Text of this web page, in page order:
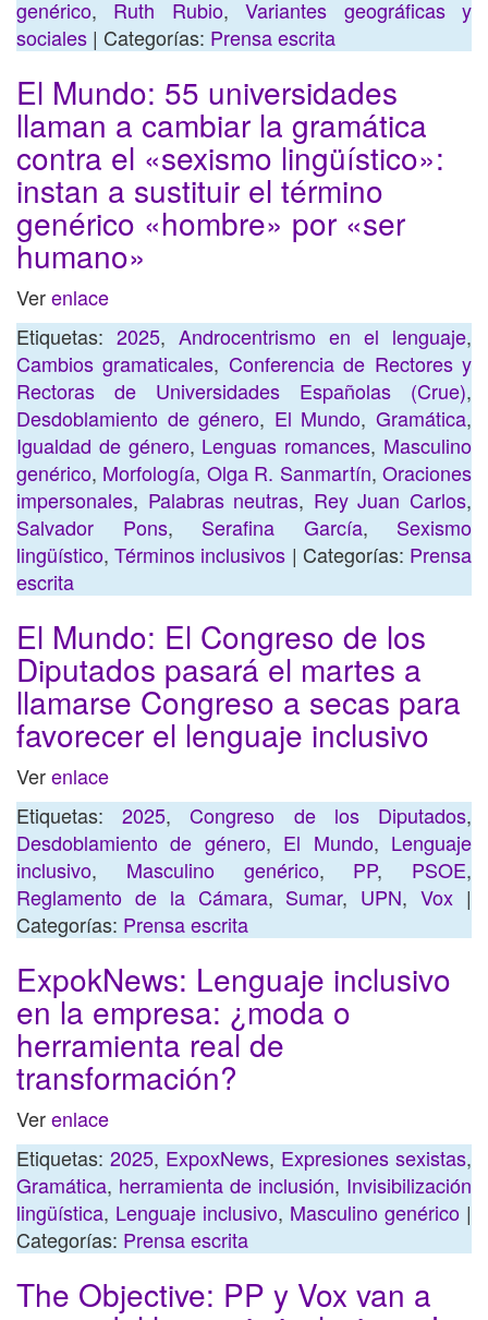
genérico, Ruth Rubio,Variantes geográficas y
sociales | Categorías: Prensa escrita
El Mundo: 55 universidades
llaman a cambiar la gramática
contra el «sexismo lingüístico»:
instan a sustituir el término
genérico «hombre» por «ser
humano»
Verenlace
Etiquetas: 2025, Androcentrismo en el lenguaje,
Cambios gramaticales, Conferencia de Rectores y
Rectoras de Universidades Españolas (Crue),
Desdoblamiento de género, El Mundo,Gramática,
Igualdad de género, Lenguas romances, Masculino
genérico, Morfología, Olga R. Sanmartín,Oraciones
impersonales, Palabras neutras, Rey Juan Carlos,
Salvador Pons, Serafina García, Sexismo
lingüístico,Términos inclusivos | Categorías: Prensa
escrita
El Mundo: El Congreso de los
Diputados pasará el martes a
llamarse Congreso a secas para
favorecer el lenguaje inclusivo
Verenlace
Etiquetas:2025,Congreso de los Diputados,
Desdoblamiento de género, El Mundo, Lenguaje
inclusivo, Masculino genérico, PP, PSOE,
Reglamento de la Cámara, Sumar, UPN,Vox |
Categorías: Prensa escrita
ExpokNews: Lenguaje inclusivo
en la empresa: ¿moda o
herramienta real de
transformación?
Verenlace
Etiquetas: 2025, ExpoxNews, Expresiones sexistas,
Gramática, herramienta de inclusión, Invisibilización
lingüística, Lenguaje inclusivo, Masculino genérico |
Categorías: Prensa escrita
The Objective: PP y Vox van a